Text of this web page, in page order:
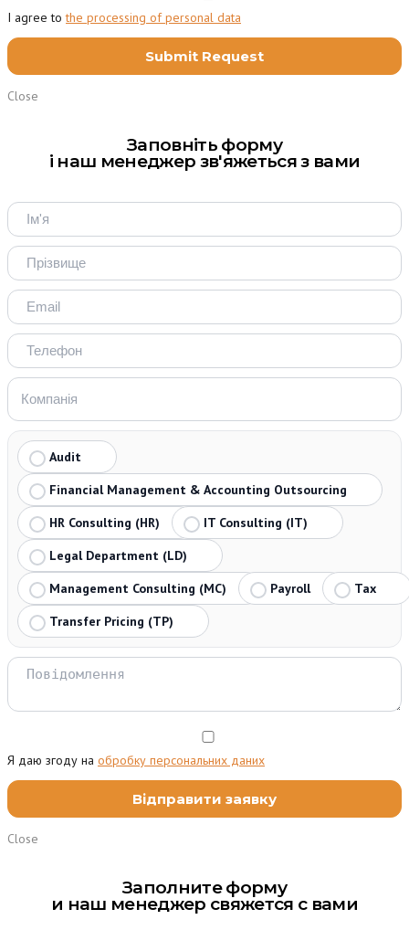
I agree tothe processing of personal data
Close
Заповніть форму
і наш менеджер зв'яжеться з вами
Audit
Financial Management & Accounting Outsourcing
HR Consulting (HR)
IT Consulting (IT)
Legal Department (LD)
Management Consulting (MC)
Payroll
Tax
Transfer Pricing (TP)
Я даю згоду на обробку персональних даних
Close
Заполните форму
и наш менеджер свяжется с вами